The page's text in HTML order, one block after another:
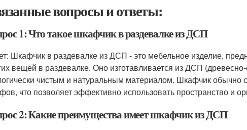
вопросы и ответы:
1: Что такое шкафчик в раздевалке из ДСП
Шкафчик в раздевалке из ДСП - это мебельное изделие,
вещей в раздевалке. Оно изготавливается из ДСП
чистым и натуральным материалом. Шкафчик обычно
что позволяет эффективно использовать пространство и
2: Какие преимущества имеет шкафчик из ДСП